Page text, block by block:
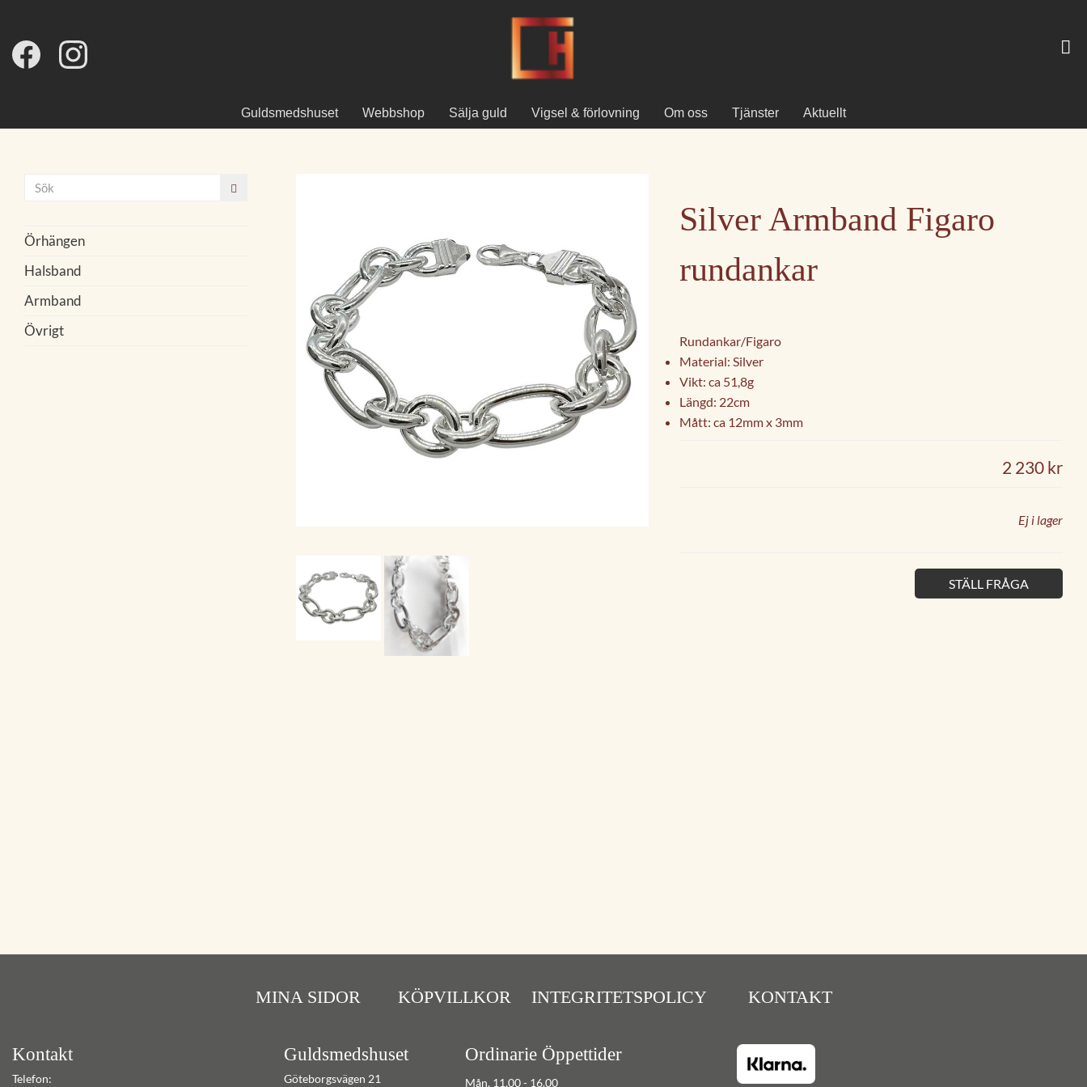
Guldsmedshuset Webbshop Sälja guld Vigsel & förlovning Om oss Tjänster Aktuellt
Örhängen
Halsband
Armband
Övrigt
Silver Armband Figaro
rundankar
Rundankar/Figaro
Material: Silver
Vikt: ca 51,8g
Längd: 22cm
Mått: ca 12mm x 3mm
2 230 kr
Ej i lager
STÄLL FRÅGA
MINA SIDOR KÖPVILLKOR INTEGRITETSPOLICY KONTAKT
Kontakt
Telefon:
Guldsmedshuset
Göteborgsvägen 21
Ordinarie Öppettider
Mån. 11,00 - 16.00